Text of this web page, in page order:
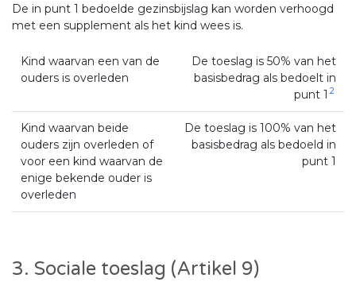
De in punt 1 bedoelde gezinsbijslag kan worden verhoogd
met een supplement als het kind wees is.
Kind waarvan een van de
ouders is overleden
De toeslag is 50% van het
basisbedrag als bedoelt in
punt 1 2
Kind waarvan beide
ouders zijn overleden of
voor een kind waarvan de
enige bekende ouder is
overleden
De toeslag is 100% van het
basisbedrag als bedoeld in
punt 1
3. Sociale toeslag (Artikel 9)